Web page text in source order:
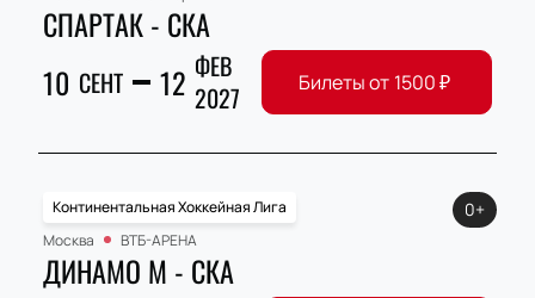
СПАРТАК - СКА
10 СЕНТ 12 ФЕВ
2027
Билеты от 1500₽
Континентальная Хоккейная Лига
Москва
ВТБ-АРЕНА
ДИНАМО М - СКА
0+